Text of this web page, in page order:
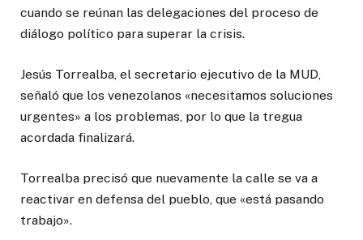
cuando se reúnan las delegaciones del proceso de
diálogo político para superar la crisis.
Jesús Torrealba, el secretario ejecutivo de la MUD,
señaló que los venezolanos «necesitamos soluciones
urgentes» a los problemas, por lo que la tregua
acordada finalizará.
Torrealba precisó que nuevamente la calle se va a
reactivar en defensa del pueblo, que «está pasando
trabajo».